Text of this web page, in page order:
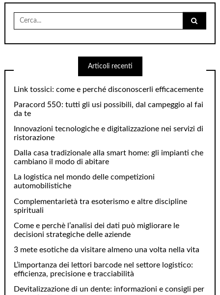
per:
Articoli recenti
Link tossici: come e perché disconoscerli efficacemente
Paracord 550: tutti gli usi possibili, dal campeggio al fai
da te
Innovazioni tecnologiche e digitalizzazione nei servizi di
ristorazione
Dalla casa tradizionale alla smart home: gli impianti che
cambiano il modo di abitare
La logistica nel mondo delle competizioni
automobilistiche
Complementarietà tra esoterismo e altre discipline
spirituali
Come e perchè l’analisi dei dati può migliorare le
decisioni strategiche delle aziende
3 mete esotiche da visitare almeno una volta nella vita
L’importanza dei lettori barcode nel settore logistico:
efficienza, precisione e tracciabilità
Devitalizzazione di un dente: informazioni e consigli per